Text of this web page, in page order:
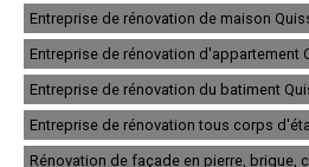
- Entreprise de rénovation
- Entreprise de rénovation
- Entreprise de rénovation
- Entreprise de rénovation
- Entreprise de rénovation
- Entreprise de rénovation
- Entreprise de rénovation immobilière
- Entreprise de rénovation
Entreprise de rénovation de maison
Entreprise de rénovation d'appartement
Entreprise de rénovation du batiment
Entreprise de rénovation tous corps
Rénovation de façade en pierre, brique,